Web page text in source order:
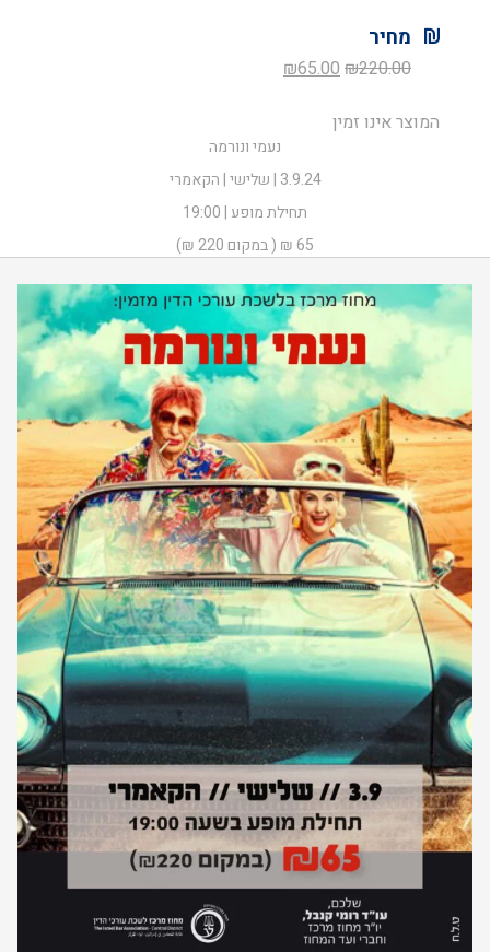
מחיר
₪220.00
המחיר
היה:
₪220.00.
₪65.00
₪65.00.
המוצר אינו זמין
נעמי ונורמה
3.9.24 | שלישי | הקאמרי
תחילת מופע | 19:00
65 ₪ ( במקום 220 ₪)